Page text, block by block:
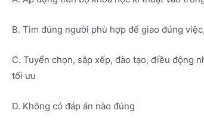
B. Tìm đúng người phù hợp để giao đúng
C. Tuyển chọn, sắp xếp, đào tạo, điều động
tối ưu
D. Không có đáp án nào đúng